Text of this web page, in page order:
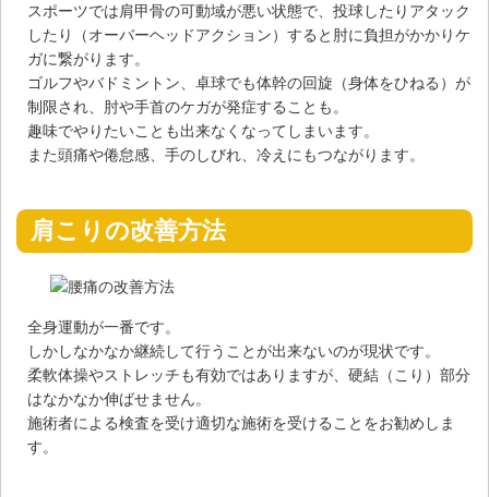
スポーツでは肩甲骨の可動域が悪い状態で、投球したりアタック
したり（オーバーヘッドアクション）すると肘に負担がかかりケ
ガに繋がります。
ゴルフやバドミントン、卓球でも体幹の回旋（身体をひねる）が
制限され、肘や手首のケガが発症することも。
趣味でやりたいことも出来なくなってしまいます。
また頭痛や倦怠感、手のしびれ、冷えにもつながります。
肩こりの改善方法
全身運動が一番です。
しかしなかなか継続して行うことが出来ないのが現状です。
柔軟体操やストレッチも有効ではありますが、硬結（こり）部分
はなかなか伸ばせません。
施術者による検査を受け適切な施術を受けることをお勧めしま
す。